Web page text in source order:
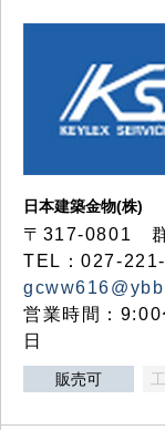
日本建築金物(株)
〒317‐0801
TEL：027-
営業時間：
日
販売可